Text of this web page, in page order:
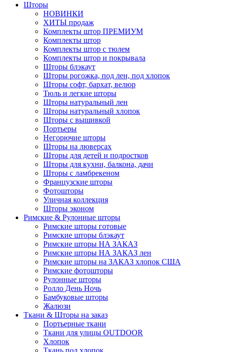
Шторы
НОВИНКИ
ХИТЫ продаж
Комплекты штор ПРЕМИУМ
Комплекты штор
Комплекты штор с тюлем
Комплекты штор и покрывала
Шторы блэкаут
Шторы рогожка, под лен, под хлопок
Шторы софт, бархат, велюр
Тюль и легкие шторы
Шторы натуральный лен
Шторы натуральный хлопок
Шторы с вышивкой
Портьеры
Негорючие шторы
Шторы на люверсах
Шторы для детей и подростков
Шторы для кухни, балкона, дачи
Шторы с ламбрекеном
Французские шторы
Фотошторы
Уличная коллекция
Шторы эконом
Римские & Рулонные шторы
Римские шторы готовые
Римские шторы блэкаут
Римские шторы НА ЗАКАЗ
Римские шторы НА ЗАКАЗ лен
Римские шторы на ЗАКАЗ хлопок США
Римские фотошторы
Рулонные шторы
Ролло День Ночь
Бамбуковые шторы
Жалюзи
Ткани & Шторы на заказ
Портьерные ткани
Ткани для улицы OUTDOOR
Хлопок
Ткань под хлопок